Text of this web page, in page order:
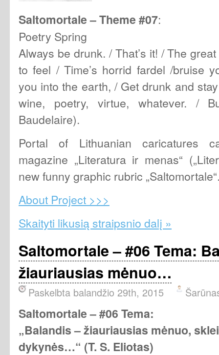
Saltomortale – Theme #07:
Poetry Spring
Always be drunk. / That’s it! / The
to feel / Time’s horrid fardel /bruise
you into the earth, / Get drunk and
wine, poetry, virtue, whatever. /
Baudelaire).
Portal of Lithuanian caricatures
magazine „Literatura ir menas“
new funny graphic rubric
About Project >>>
Skaityti likusią straipsnio dalį »
Saltomortale – #06 Tema:
žiauriausias mėnuo…
Paskelbta balandžio 29th, 2015
Saltomortale – #06 Tema:
„Balandis – žiauriausias mėnuo,
dykynės…“ (T. S. Eliotas)